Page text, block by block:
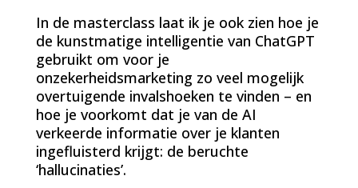
In de masterclass laat ik je ook zien hoe je
de kunstmatige intelligentie van ChatGPT
gebruikt om voor je
onzekerheidsmarketing zo veel mogelijk
overtuigende invalshoeken te vinden – en
hoe je voorkomt dat je van de AI
verkeerde informatie over je klanten
ingefluisterd krijgt: de beruchte
‘hallucinaties’.